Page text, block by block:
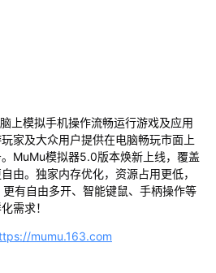
上模拟手机操作流畅运行游戏及应用
家及大众用户提供在电脑畅玩市面上
MuMu模拟器5.0版本焕新上线，覆盖
由。独家内存优化，资源占用更低，
有自由多开、智能键鼠、手柄操作等
需求！
mumu.163.com